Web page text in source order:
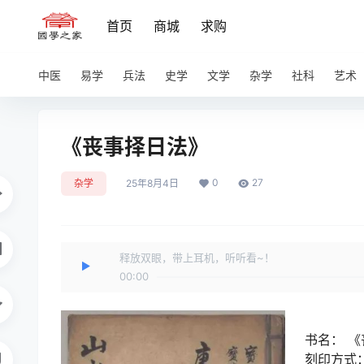
首页 商城 求购
中医 易学 兵法 史学 文学 杂学 社科 艺术
《丧事择日法》
杂学 25年8月4日 0 27
释放双眼，带上耳机，听听看~！
00:00
书名：
刻印方式